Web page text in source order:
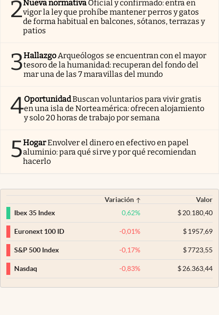
2Nueva normativa Oficial y confirmado: entra en
vigor la ley que prohíbe mantener perros y gatos
de forma habitual en balcones, sótanos, terrazas y
patios
3Hallazgo Arqueólogos se encuentran con el mayor
tesoro de la humanidad: recuperan del fondo del
mar una de las 7 maravillas del mundo
4OportunidadBuscan voluntarios para vivir gratis
en una isla de Norteamérica: ofrecen alojamiento
y solo 20 horas de trabajo por semana
5HogarEnvolver el dinero en efectivo en papel
aluminio: para qué sirve y por qué recomiendan
hacerlo
Variación
Valor
Ibex 35 Index
0,62% $20.180,40
Euronext 100 ID -0,01% $1957,69
S&P 500 Index -0,17% $7723,55
Nasdaq -0,83% $26.363,44